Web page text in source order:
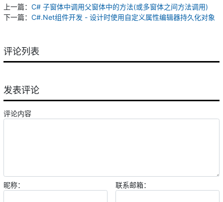
上一篇： C# 子窗体中调用父窗体中的方法(或多窗体之间方法调用)
下一篇： C#.Net组件开发 - 设计时使用自定义属性编辑器持久化对象
评论列表
发表评论
评论内容
昵称： 联系邮箱：